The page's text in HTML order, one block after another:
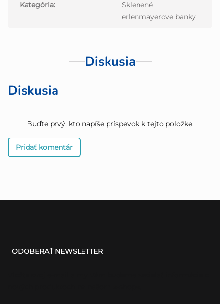
Kategória:
Sklenené
erlenmayerove banky
Diskusia
Diskusia
Buďte prvý, kto napíše príspevok k tejto položke.
Pridať komentár
ODOBERAŤ NEWSLETTER